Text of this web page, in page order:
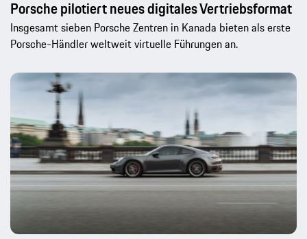
Porsche pilotiert neues digitales Vertriebsformat
Insgesamt sieben Porsche Zentren in Kanada bieten als erste
Porsche-Händler weltweit virtuelle Führungen an.